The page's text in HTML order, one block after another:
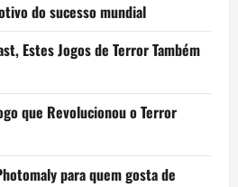
do sucesso mundial
Estes Jogos de Terror Também
que Revolucionou o Terror
para quem gosta de